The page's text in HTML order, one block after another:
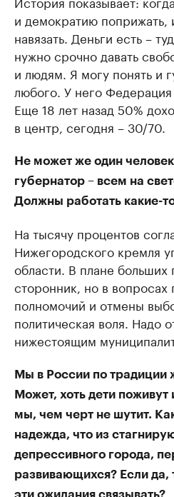
и демократию поприжать,
навязать. Деньги есть –
нужно срочно давать
и людям. Я могу понять и
любого. У него
Еще 18 лет назад 50%
в центр, сегодня – 30/70.
Не может же один
губернатор – всем на
Должны работать какие-
На тысячу процентов
Нижегородского кремля
области. В плане больших
сторонник, но в
полномочий и отмены
политическая воля. Надо
нижестоящим
Мы в России по
Может, хоть дети
мы, чем черт не шутит.
надежда, что из
депрессивного города,
развивающихся? Если